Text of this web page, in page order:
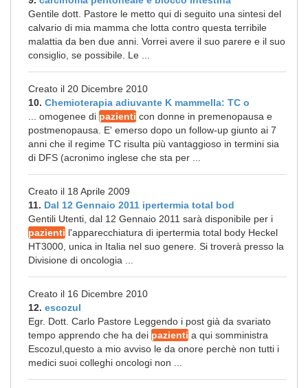
Gentile dott. Pastore le metto qui di seguito una sintesi del
calvario di mia mamma che lotta contro questa terribile
malattia da ben due anni. Vorrei avere il suo parere e il suo
consiglio, se possibile. Le ...
Creato il 20 Dicembre 2010
10. Chemioterapia adiuvante K mammella: TC o
... omogenee di pazienti con donne in premenopausa e
postmenopausa. E' emerso dopo un follow-up giunto ai 7
anni che il regime TC risulta più vantaggioso in termini sia
di DFS (acronimo inglese che sta per ...
Creato il 18 Aprile 2009
11. Dal 12 Gennaio 2011 ipertermia total bod
Gentili Utenti, dal 12 Gennaio 2011 sarà disponibile per i
pazienti l'apparecchiatura di ipertermia total body Heckel
HT3000, unica in Italia nel suo genere. Si troverà presso la
Divisione di oncologia ...
Creato il 16 Dicembre 2010
12. escozul
Egr. Dott. Carlo Pastore Leggendo i post già da svariato
tempo apprendo che ha dei pazienti a qui somministra
Escozul,questo a mio avviso le da onore perchè non tutti i
medici suoi colleghi oncologi non ...